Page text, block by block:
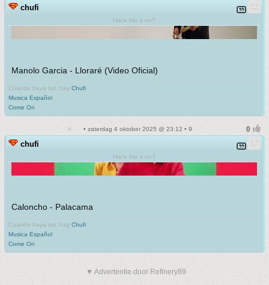
chufi
Hace frio o no?
Manolo Garcia - Lloraré (Video Oficial)
Cuando haya sol, hay Chufi
Musica Español
Come On
• zaterdag 4 oktober 2025 @ 23:12 • 9
chufi
Hace frio o no?
Caloncho - Palacama
Cuando haya sol, hay Chufi
Musica Español
Come On
▼ Advertentie door Refinery89